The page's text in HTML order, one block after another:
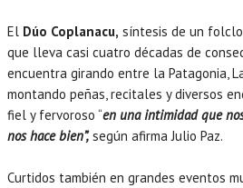
El Dúo Coplanacu, síntesis de un
que lleva casi cuatro décadas de
encuentra girando entre la Patagonia,
montando peñas, recitales y diversos
fiel y fervoroso “en una intimidad que
nos hace bien”, según afirma Julio Paz.
Curtidos también en grandes eventos